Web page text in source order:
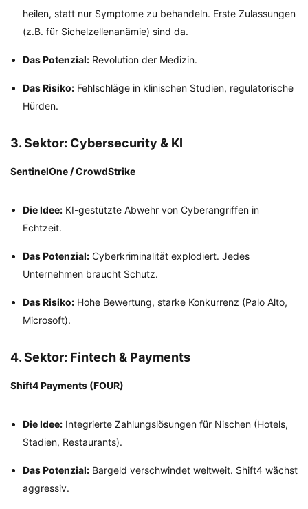
heilen, statt nur Symptome zu behandeln. Erste Zulassungen
(z.B. für Sichelzellenanämie) sind da.
Das Potenzial: Revolution der Medizin.
Das Risiko: Fehlschläge in klinischen Studien, regulatorische
Hürden.
3. Sektor: Cybersecurity & KI
SentinelOne / CrowdStrike
Die Idee: KI-gestützte Abwehr von Cyberangriffen in
Echtzeit.
Das Potenzial: Cyberkriminalität explodiert. Jedes
Unternehmen braucht Schutz.
Das Risiko: Hohe Bewertung, starke Konkurrenz (Palo Alto,
Microsoft).
4. Sektor: Fintech & Payments
Shift4 Payments (FOUR)
Die Idee: Integrierte Zahlungslösungen für Nischen (Hotels,
Stadien, Restaurants).
Das Potenzial: Bargeld verschwindet weltweit. Shift4 wächst
aggressiv.